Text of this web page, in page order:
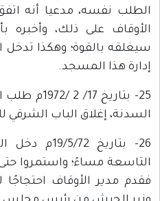
الطلب نفسه، مدعيا أنه
الأوقاف على ذلك، وأخبره
سيغلقه بالقوة؛ وهكذا
إدارة هذا المسجد.
25- بتاريخ
السدنة، إغلاق الباب الشرقي
26- بتاريخ
التاسعة مساءً؛ واستمروا
فقدم مدير الأوقاف